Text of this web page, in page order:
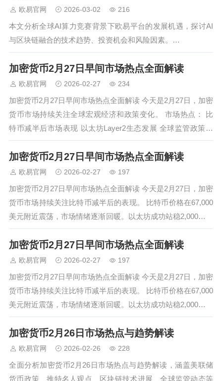
提示 “病毒风险”，可在浏览器中信
任该文件并安装。iOS 系统：需使
用海外 Ap…
欧易官网 2026-03-02 216
本文分析全球AI算力竞赛背景下欧易平台的发展机遇，探讨AI
与区块链融合的技术趋势、投资机会和风险因素。…
加密货币2月27日早间市场热点全面解读
欧易官网 2026-02-27 234
加密货币2月27日早间市场热点全面解读 今天是2月27日，加密
货币市场持续关注全球宏观经济和政策变化。 市场热点： 比
特币减半后市场表现 以太坊Layer2生态发展 全球监管政策进
展 机构资金流向变化 趋势解读： 加密货...…
加密货币2月27日早间市场热点全面解读
欧易官网 2026-02-27 197
加密货币2月27日早间市场热点全面解读 今天是2月27日，加密
货币市场持续关注比特币减半后的表现。 比特币价格在67,000
美元附近震荡，市场情绪逐渐回暖。以太坊成功站稳2,000美元
关口，Layer2生态发展迅速。 市场分析要点： 比特币减半效
应逐渐显现，供应减少推动价格上涨预期 以太坊坎昆升级…
加密货币2月27日早间市场热点全面解读
欧易官网 2026-02-27 197
加密货币2月27日早间市场热点全面解读 今天是2月27日，加密
货币市场持续关注比特币减半后的表现。 比特币价格在67,000
美元附近震荡，市场情绪逐渐回暖。以太坊成功站稳2,000美元
关口，Layer2生态发展迅速。 市场分析要点： 比特币减半效
应逐渐显现，供应减少推动价格上涨预期 以太坊坎昆升级…
加密货币2月26日市场热点与趋势解读
欧易官网 2026-02-26 228
全面分析加密货币2月26日市场热点与趋势解读，涵盖美联储
货币政策、推特名人观点、区块链技术进展、全球监管动态等